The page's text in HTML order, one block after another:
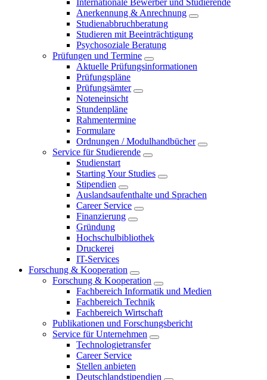
Internationale Bewerber und Studierende
Anerkennung & Anrechnung
Studienabbruchberatung
Studieren mit Beeinträchtigung
Psychosoziale Beratung
Prüfungen und Termine
Aktuelle Prüfungsinformationen
Prüfungspläne
Prüfungsämter
Noteneinsicht
Stundenpläne
Rahmentermine
Formulare
Ordnungen / Modulhandbücher
Service für Studierende
Studienstart
Starting Your Studies
Stipendien
Auslandsaufenthalte und Sprachen
Career Service
Finanzierung
Gründung
Hochschulbibliothek
Druckerei
IT-Services
Forschung & Kooperation
Forschung & Kooperation
Fachbereich Informatik und Medien
Fachbereich Technik
Fachbereich Wirtschaft
Publikationen und Forschungsbericht
Service für Unternehmen
Technologietransfer
Career Service
Stellen anbieten
Deutschlandstipendien